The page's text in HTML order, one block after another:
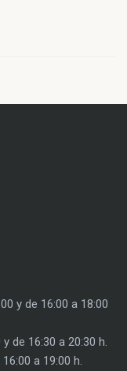
y de 16:00 a 18:00
de 16:30 a 20:30 h.
a 19:00 h.